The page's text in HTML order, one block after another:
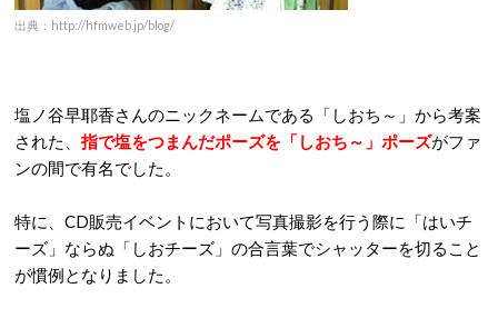
出典：http://hfmweb.jp/blog/
塩ノ谷早耶香さんのニックネームである「しおち～」から考案
された、 指で塩をつまんだポーズを「しおち～」ポーズがファ
ンの間で有名でした。
特に、CD販売イベントにおいて写真撮影を行う際に「はいチ
ーズ」ならぬ「しおチーズ」の合言葉でシャッターを切ること
が慣例となりました。